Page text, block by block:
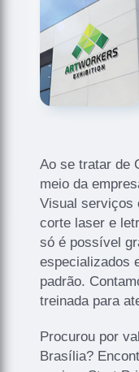
Ao se tratar de
meio da
Visual serviços
corte laser e
só é possível
especializados
padrão.
treinada para
Procurou por
Brasília?